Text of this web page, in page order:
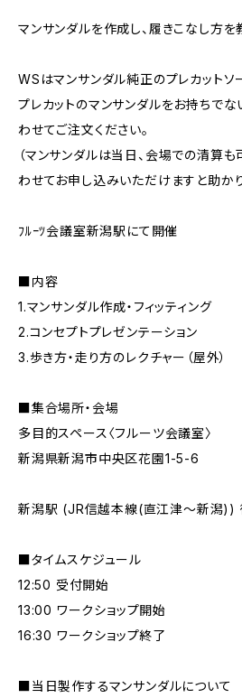
マンサンダルを作成し、履きこなし方を
WSはマンサンダル純正のプレカットソ
プレカットのマンサンダルをお持ちで
わせてご注文ください。
（マンサンダルは当日、会場での清算
わせてお申し込みいただけますと助かり
ﾌﾙｰﾂ会議室新潟駅にて開催
■内容
1.マンサンダル作成・フィッティング
2.コンセプトプレゼンテーション
3.歩き方・走り方のレクチャー（屋外）
■集合場所・会場
多目的スペース〈フルーツ会議室〉
新潟県新潟市中央区花園1-5-6
新潟駅 (JR信越本線(直江津～新潟))
■タイムスケジュール
12:50 受付開始
13:00 ワークショップ開始
16:30 ワークショップ終了
■当日製作するマンサンダルについて